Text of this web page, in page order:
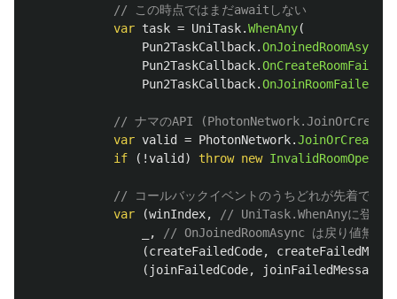
// この時点ではまだawaitしない
var task = UniTask.WhenAny(
Pun2TaskCallback.OnJoinedRoomAsync
Pun2TaskCallback.
Pun2TaskCallback.
// ナマのAPI
var valid = PhotonNetwork.
if
(!valid ) throw new
// コールバックイベントのうちどれが先着で終
var
(winIndex,
// UniTask.WhenAnyに登録
,
// OnJoinedRoomAsync は戻り値無し
(createFailedCode,
( joinFailedCode, joinFailedMessage